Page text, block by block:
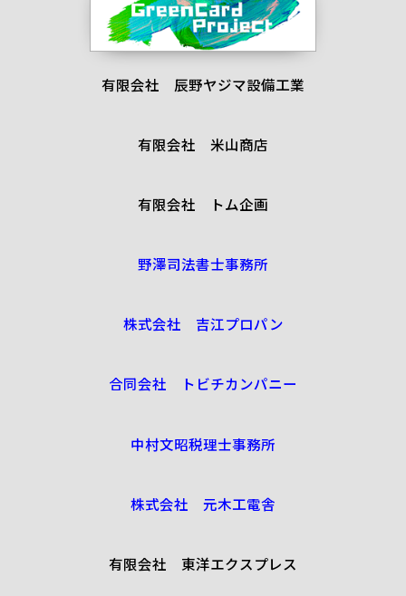
有限会社 辰野ヤジマ設備工業
有限会社 米山商店
有限会社 トム企画
野澤司法書士事務所
株式会社 吉江プロパン
合同会社 トビチカンパニー
中村文昭税理士事務所
株式会社 元木工電舎
有限会社 東洋エクスプレス